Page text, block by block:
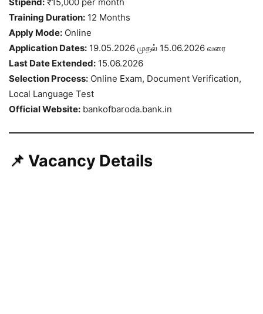
Training Duration: 12 Months
Apply Mode: Online
Application Dates: 19.05.2026 முதல் 15.06.2026 வரை
Last Date Extended: 15.06.2026
Selection Process: Online Exam, Document Verification,
Local Language Test
Official Website: bankofbaroda.bank.in
📌 Vacancy Details